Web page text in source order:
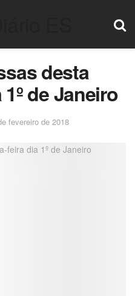
desta
de Janeiro
fevereiro de 2018